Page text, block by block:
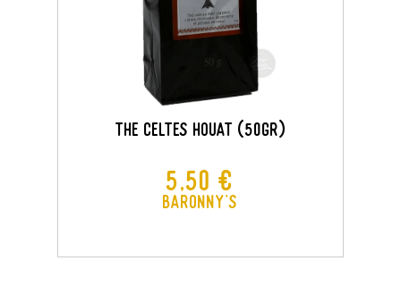
THE CELTES HOUAT (50GR)
Prix
5,50 €
Baronny's